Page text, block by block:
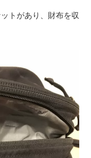
トがあり、財布を収